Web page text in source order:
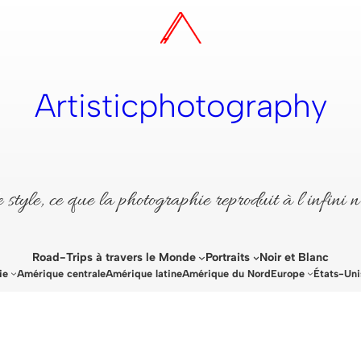
Artisticphotography
ce que la photographie reproduit à l’infini
Road-Trips à travers le Monde Portraits Noir et Blanc
Amérique centraleAmérique latineAmérique du NordEurope États-